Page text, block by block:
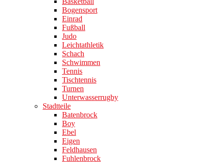
Bogensport
Einrad
Fußball
Judo
Leichtathletik
Schach
Schwimmen
Tennis
Tischtennis
Turnen
Unterwasserrugby
Stadtteile
Batenbrock
Boy
Ebel
Eigen
Feldhausen
Fuhlenbrock